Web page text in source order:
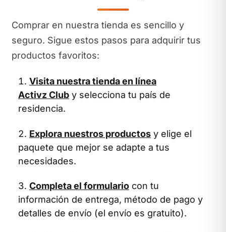
Comprar en nuestra tienda es sencillo y
seguro. Sigue estos pasos para adquirir tus
productos favoritos:
Visita nuestra tienda en línea
Activz Club y selecciona tu país de
residencia.
Explora nuestros productos y elige el
paquete que mejor se adapte a tus
necesidades.
Completa el formulario con tu
información de entrega, método de pago y
detalles de envío (el envío es gratuito).